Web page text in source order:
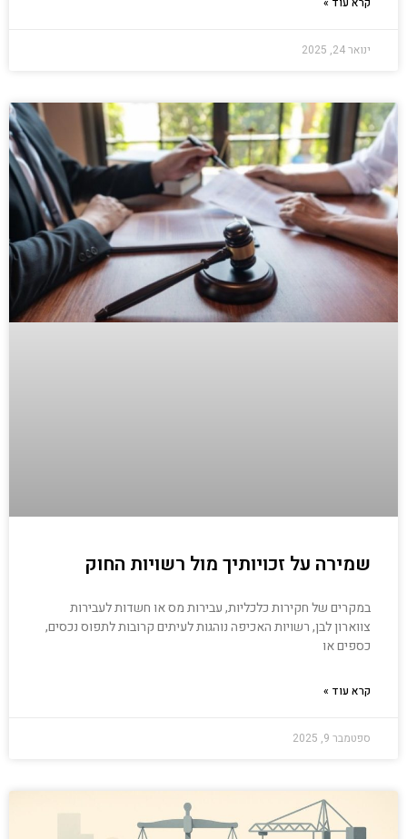
ינואר 24, 2025
שמירה על זכויותיך מול רשויות החוק
במקרים של חקירות כלכליות, עבירות מס או חשדות לעבירות
צווארון לבן, רשויות האכיפה נוהגות לעיתים קרובות לתפוס נכסים,
כספים או
קרא עוד »
ספטמבר 9, 2025